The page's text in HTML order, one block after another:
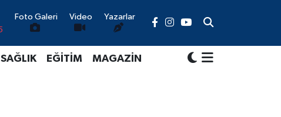
Foto Galeri Video Yazarlar
SAĞLIK EĞİTİM MAGAZİN